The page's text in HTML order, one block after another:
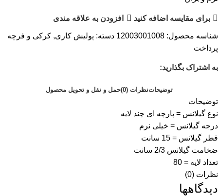
برای مقایسه اضافه کنید افزودن به علاقه مندی
شناسه محصول: 12003001008 دسته: پولیش کاری, کرکی و فرچه
پرداخت
به اشتراک بگذارید:
توضیحاتنظرات (0) حمل و نقل و تحویل محصول
توضیحات
نوع گیلانس = پارچه ای چند لایه
درجه گیلانس = خیلی نرم
قطر گیلانس = 15 سانت
ضخامت گیلانس 2/3 سانت
تعداد لایه = 80
نظرات (0)
دیدگاهها